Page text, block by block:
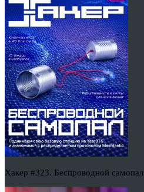
Хакер #323. Беспроводной самопал